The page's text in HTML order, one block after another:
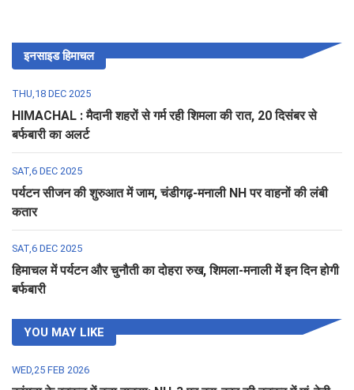
इनसाइड हिमाचल
THU,18 DEC 2025
HIMACHAL : मैदानी शहरों से गर्म रही शिमला की रात, 20 दिसंबर से
बर्फबारी का अलर्ट
SAT,6 DEC 2025
पर्यटन सीजन की शुरुआत में जाम, चंडीगढ़-मनाली NH पर वाहनों की लंबी
कतार
SAT,6 DEC 2025
हिमाचल में पर्यटन और चुनौती का दोहरा रुख, शिमला-मनाली में इन दिन होगी
बर्फबारी
YOU MAY LIKE
WED,25 FEB 2026